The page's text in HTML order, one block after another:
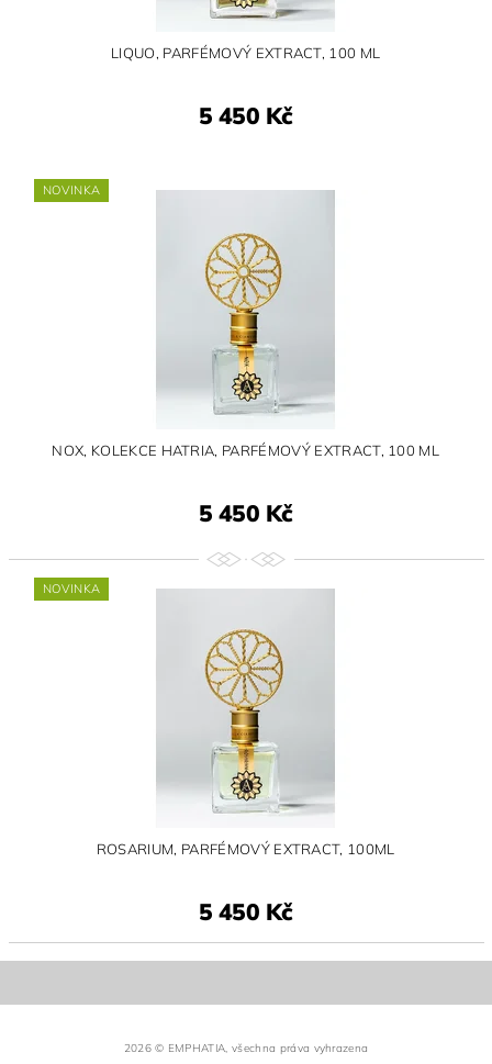
LIQUO, PARFÉMOVÝ EXTRACT, 100 ML
5 450 Kč
NOVINKA
NOX, KOLEKCE HATRIA, PARFÉMOVÝ EXTRACT, 100 ML
5 450 Kč
NOVINKA
ROSARIUM, PARFÉMOVÝ EXTRACT, 100ML
5 450 Kč
2026 © EMPHATIA, všechna práva vyhrazena